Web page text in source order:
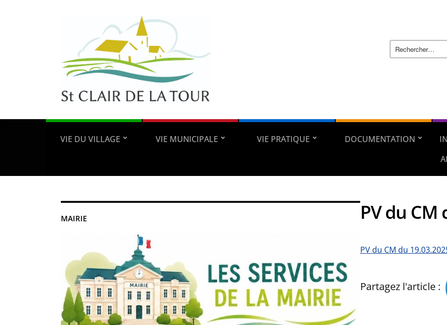
VIE DU VILLAGE VIE MUNICIPALE VIE PRATIQUE DOCUMENTATION
MAIRIE PV du CM
PV du CM du
Partagez l'article :